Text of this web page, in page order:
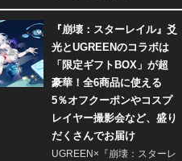
『崩壊：スターレイル』爻
光とUGREENのコラボは
「限定ギフトBOX」が超
豪華！全6商品に使える
5％オフクーポンやコスプ
レイヤー撮影会など、盛り
だくさんでお届け
UGREEN×『崩壊：スターレ